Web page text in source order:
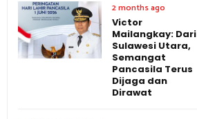
2 months ago
Victor
Mailangkay: Dari
Sulawesi Utara,
Semangat
Pancasila Terus
Dijaga dan
Dirawat